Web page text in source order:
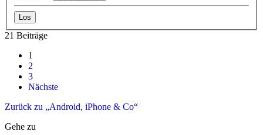
21 Beiträge
1
2
3
Nächste
Zurück zu „Android, iPhone & Co“
Gehe zu